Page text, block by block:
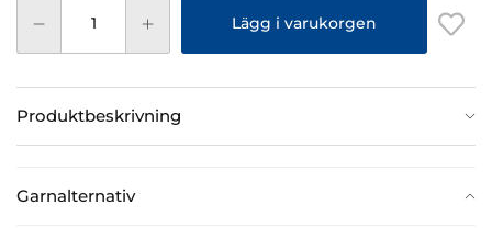
Lägg i varukorgen
Produktbeskrivning
Garnalternativ